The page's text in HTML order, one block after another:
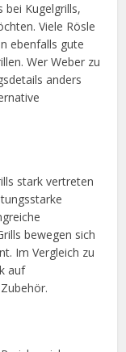
bei Kugelgrills,
Viele Rösle
ebenfalls gute
Wer Weber zu
anders
stark vertreten
bewegen sich
Im Vergleich zu
auf